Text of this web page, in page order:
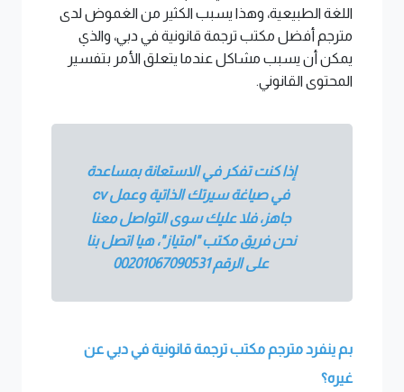
اللغة الطبيعية، وهذا يسبب الكثير من الغموض لدى
مترجم أفضل مكتب ترجمة قانونية في دبي، والذي
يمكن أن يسبب مشاكل عندما يتعلق الأمر بتفسير
المحتوى القانوني.
إذا كنت تفكر في الاستعانة بمساعدة
في صياغة سيرتك الذاتية وعملcv
جاهز، فلا عليك سوى التواصل معنا
نحن فريق مكتب "امتياز"، هيا اتصل بنا
على الرقم 00201067090531
بم ينفرد مترجم مكتب ترجمة قانونية في دبي عن
غيره؟